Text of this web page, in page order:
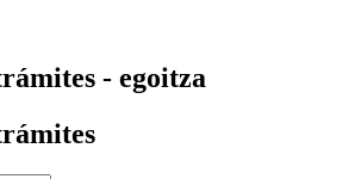
- egoitza